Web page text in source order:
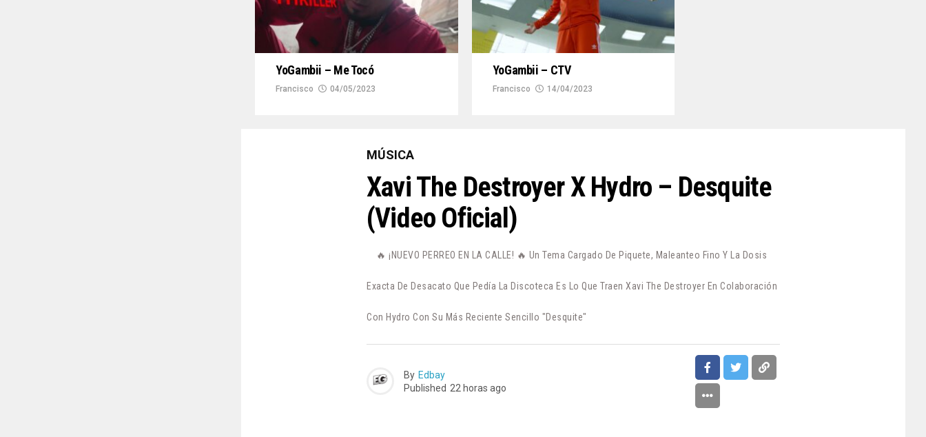
YoGambii – Me Tocó
Francisco 04/05/2023
YoGambii – CTV
Francisco 14/04/2023
MÚSICA
Xavi The Destroyer X Hydro – Desquite
(Video Oficial)
🔥 ¡NUEVO PERREO EN LA CALLE! 🔥 Un Tema Cargado De Piquete, Maleanteo Fino Y La Dosis
Exacta De Desacato Que Pedía La Discoteca Es Lo Que Traen Xavi The Destroyer En Colaboración
Con Hydro Con Su Más Reciente Sencillo "Desquite"
By Edbay
Published 22 horas ago